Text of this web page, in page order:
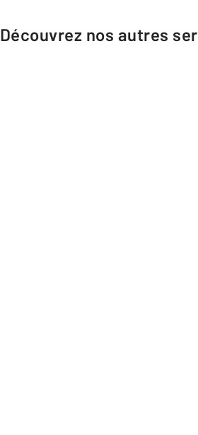
Découvrez nos autres